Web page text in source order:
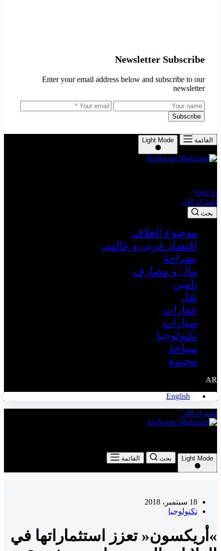
Newsletter Subscribe
Enter your email address below and subscribe to our
newsletter
Subscribe
القائمة Light Mode
Sign In
اشترك الآن
بحث
موضوع الغلاف
اقتصاد عربي و عالمي
بصراحة
مال و مصارف
تأمين
نقل
عقارات
سيارات
تكنولوجيا
سياحة
مجتمع
AR
English
اشترك الآن
Light Mode بحث القائمة
18 سبتمبر، 2018
تكنولوجيا
»أريكسون« تعزز استثماراتها في